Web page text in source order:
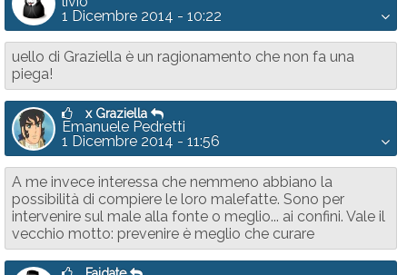
1 Dicembre 2014 - 10:22
uello di Graziella è un ragionamento che non fa una
piega!
x Graziella
Emanuele Pedretti
1 Dicembre 2014 - 11:56
A me invece interessa che nemmeno abbiano la
possibilità di compiere le loro malefatte. Sono per
intervenire sul male alla fonte o meglio... ai confini. Vale il
vecchio motto: prevenire è meglio che curare